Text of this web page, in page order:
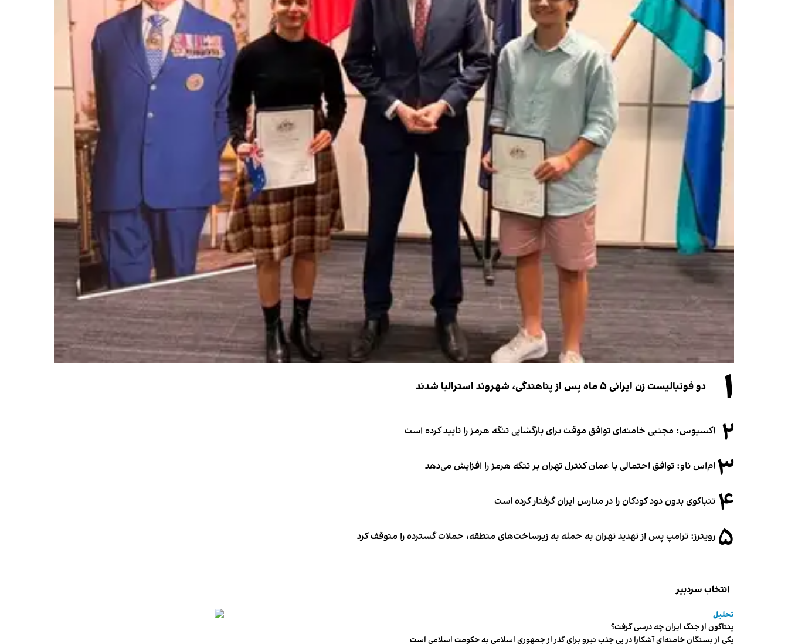
۱ دو فوتبالیست زن ایرانی ۵ ماه پس از پناهندگی، شهروند استرالیا شدند
۲ اکسیوس: مجتبی خامنه‌ای توافق موقت برای بازگشایی تنگه هرمز را تایید کرده است
۳ ام‌اس ناو: توافق احتمالی با عمان کنترل تهران بر تنگه هرمز را افزایش می‌دهد
۴ تنباکوی بدون دود کودکان را در مدارس ایران گرفتار کرده است
۵ رویترز: ترامپ پس از تهدید تهران به حمله به زیرساخت‌های منطقه، حملات گسترده را متوقف کرد
انتخاب سردبیر
تحلیل
پنتاگون از جنگ ایران چه درسی گرفت؟
یکی از بستگان خامنه‌ای آشکارا در پی جذب نیرو برای گذر از جمهوری اسلامی به حکومت اسلامی است